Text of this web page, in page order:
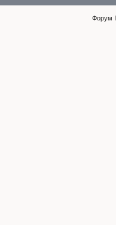
Форум